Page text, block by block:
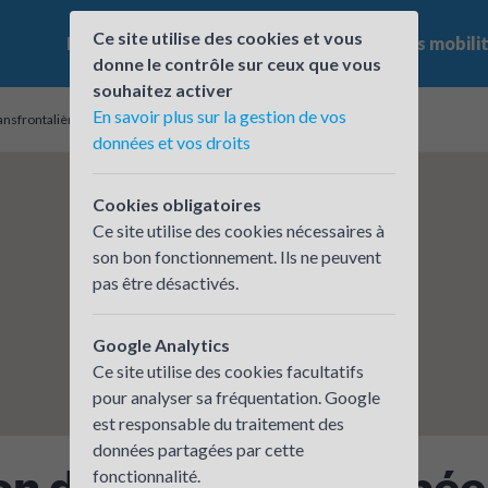
Le challenge Qui participe ? Les offres
- Conseil départemental de l'Ain
Ce site utilise des cookies et vous
donne le contrôle sur ceux que vous
souhaitez activer
En savoir plus sur la gestion de vos
données et vos droits
Cookies obligatoires
Ce site utilise des cookies nécessaires à
son bon fonctionnement. Ils ne peuvent
pas être désactivés.
Google Analytics
Ce site utilise des cookies facultatifs
pour analyser sa fréquentation. Google
est responsable du traitement des
données partagées par cette
fonctionnalité.